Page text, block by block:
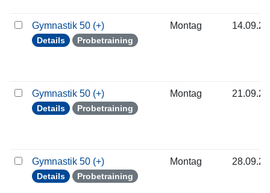
Gymnastik 50 (+)
Details Probetraining
Montag
Gymnastik 50 (+)
Details Probetraining
Montag
Gymnastik 50 (+)
Details Probetraining
Montag